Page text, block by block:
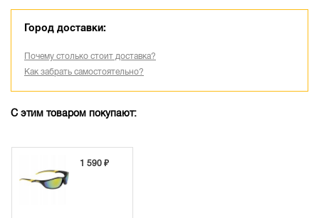
Город доставки:
Почему столько стоит доставка?
Как забрать самостоятельно?
С этим товаром покупают:
1 590 ₽